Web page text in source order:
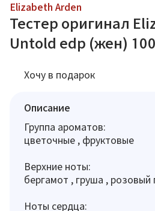
Elizabeth Arden
Тестер оригинал
Untold edp (жен)
Хочу в подарок
Описание
Группа ароматов:
цветочные , фруктовые
Верхние ноты:
бергамот , груша , розовый
Ноты сердца: